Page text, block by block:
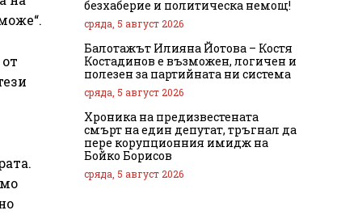
безхаберие и политическа немощ!
сряда, 5 август 2026
Балотажът Илияна Йотова – Костя
Костадинов е възможен, логичен и
полезен за партийната ни система
сряда, 5 август 2026
Хроника на предизвестената
смърт на един депутат, тръгнал да
пере корупционния имидж на
Бойко Борисов
сряда, 5 август 2026